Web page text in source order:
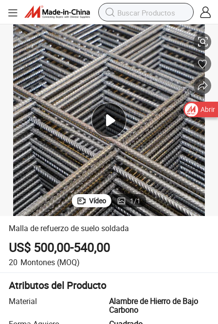
Malla de refuerzo de suelo soldada
Vídeo 1/1
Malla de refuerzo de suelo soldada
US$ 500,00-540,00
20 Montones (MOQ)
Atributos del Producto
Material
Alambre de Hierro de Bajo
Carbono
Abrir